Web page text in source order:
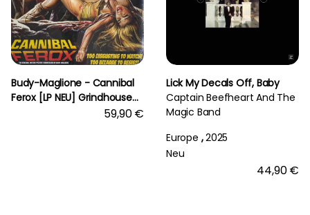
Budy-Maglione - Cannibal
Ferox [LP NEU] Grindhouse
Releasing - | RSD 202559,90 €
Lick My Decals Off, Baby
Captain Beefheart And The
Magic Band
Europe ,2025
Neu
44,90 €